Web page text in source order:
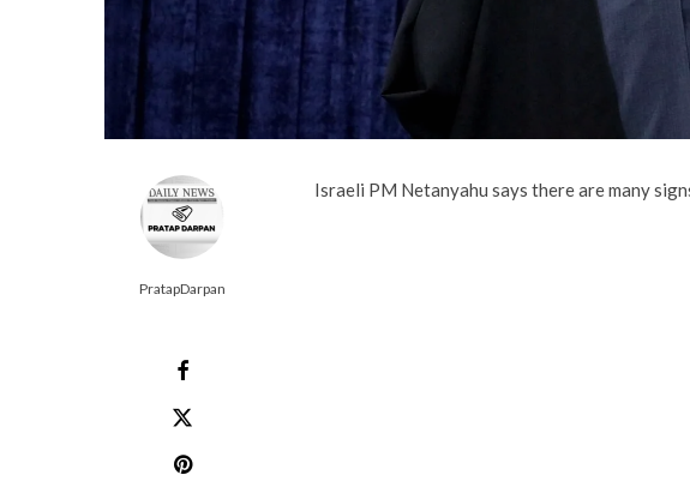
PratapDarpan
Israeli PM Netanyahu says there are many